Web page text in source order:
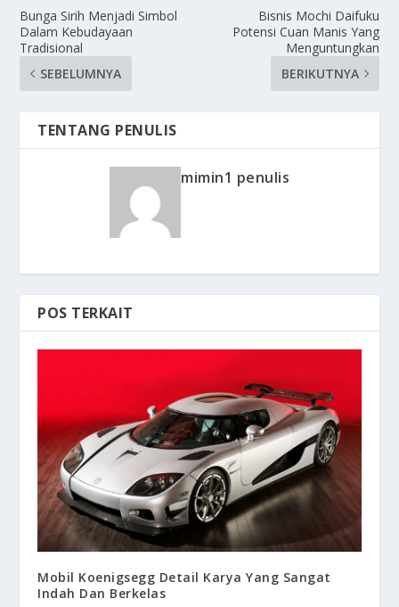
Bunga Sirih Menjadi Simbol
Dalam Kebudayaan
Tradisional
SEBELUMNYA
Bisnis Mochi Daifuku
Potensi Cuan Manis Yang
Menguntungkan
BERIKUTNYA
TENTANG PENULIS
mimin1 penulis
POS TERKAIT
Mobil Koenigsegg Detail Karya Yang Sangat
Indah Dan Berkelas